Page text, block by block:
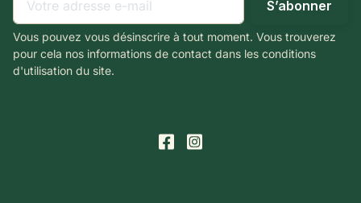
Vous pouvez vous désinscrire à tout moment. Vous trouverez
pour cela nos informations de contact dans les conditions
d'utilisation du site.